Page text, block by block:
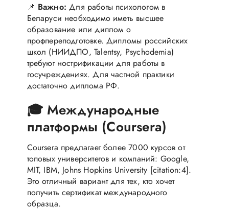
📌 Важно: Для работы психологом в
Беларуси необходимо иметь высшее
образование или диплом о
профпереподготовке. Дипломы российских
школ (НИИДПО, Talentsy, Psychodemia)
требуют нострификации для работы в
госучреждениях. Для частной практики
достаточно диплома РФ.
🎓 Международные
платформы (Coursera)
Coursera предлагает более 7000 курсов от
топовых университетов и компаний: Google,
MIT, IBM, Johns Hopkins University [citation:4].
Это отличный вариант для тех, кто хочет
получить сертификат международного
образца.